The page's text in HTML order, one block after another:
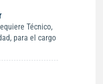
Técnico,
para el cargo